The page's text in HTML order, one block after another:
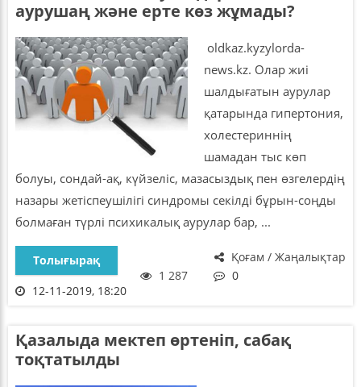
аурушаң және ерте көз жұмады?
oldkaz.kyzylorda-
news.kz. Олар жиі
шалдығатын аурулар
қатарында гипертония,
холестериннің
шамадан тыс көп
болуы, сондай-ақ, күйзеліс, мазасыздық пен өзгелердің
назары жетіспеушілігі синдромы секілді бұрын-соңды
болмаған түрлі психикалық аурулар бар, ...
Қоғам / Жаңалықтар
Толығырақ
1 287
0
12-11-2019, 18:20
Қазалыда мектеп өртеніп, сабақ
тоқтатылды